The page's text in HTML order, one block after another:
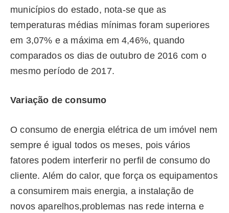
municípios do estado, nota-se que as
temperaturas médias mínimas foram superiores
em 3,07% e a máxima em 4,46%, quando
comparados os dias de outubro de 2016 com o
mesmo período de 2017.
Variação de consumo
O consumo de energia elétrica de um imóvel nem
sempre é igual todos os meses, pois vários
fatores podem interferir no perfil de consumo do
cliente. Além do calor, que força os equipamentos
a consumirem mais energia, a instalação de
novos aparelhos,problemas nas rede interna e